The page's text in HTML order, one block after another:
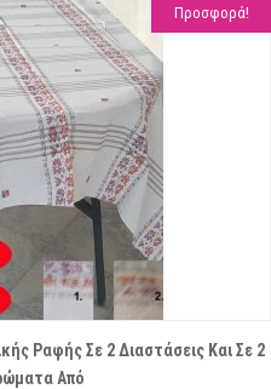
Προσφορά!
Ραφής Σε 2 Διαστάσεις Και Σε 2
Από